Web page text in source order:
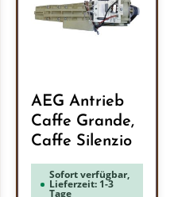
AEG Antrieb
Caffe Grande,
Caffe Silenzio
Sofort verfügbar,
Lieferzeit: 1-3
Tage